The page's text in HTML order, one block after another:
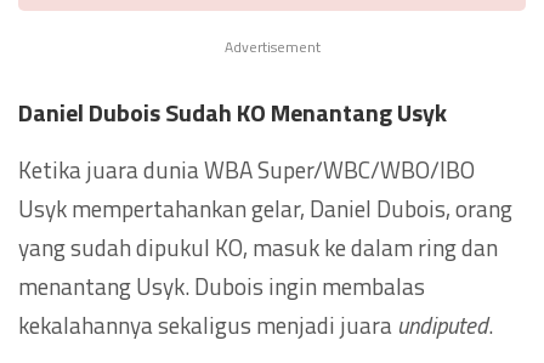
Advertisement
Daniel Dubois Sudah KO Menantang Usyk
Ketika juara dunia WBA Super/WBC/WBO/IBO
Usyk mempertahankan gelar, Daniel Dubois, orang
yang sudah dipukul KO, masuk ke dalam ring dan
menantang Usyk. Dubois ingin membalas
kekalahannya sekaligus menjadi juara undiputed.